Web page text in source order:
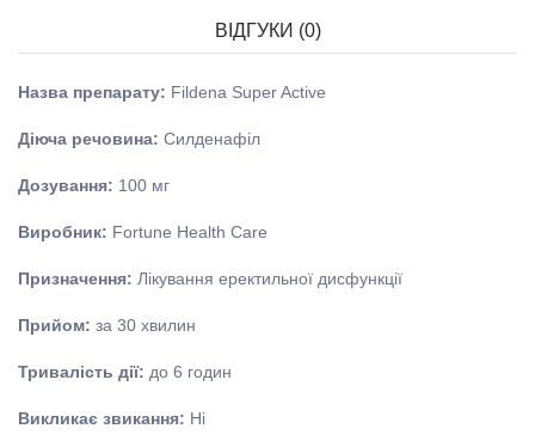
ВІДГУКИ (0)
Назва препарату: Fildena Super Active
Діюча речовина: Силденафіл
Дозування: 100 мг
Виробник: Fortune Health Care
Призначення: Лікування еректильної дисфункції
Прийом: за 30 хвилин
Тривалість дії: до 6 годин
Викликає звикання: Ні